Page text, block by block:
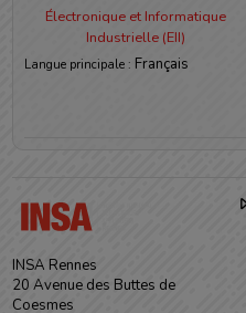
Électronique et Informatique
Industrielle (EII)
Langue principale : Français
INSA Rennes
20 Avenue des Buttes de
Coesmes